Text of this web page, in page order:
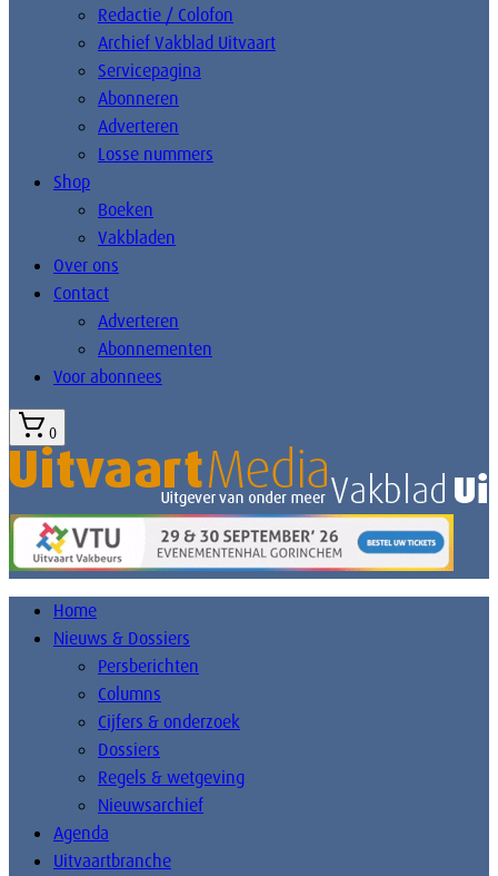
Redactie / Colofon
Archief Vakblad Uitvaart
Servicepagina
Abonneren
Adverteren
Losse nummers
Shop
Boeken
Vakbladen
Over ons
Contact
Adverteren
Abonnementen
Voor abonnees
0
Home
Nieuws & Dossiers
Persberichten
Columns
Cijfers & onderzoek
Dossiers
Regels & wetgeving
Nieuwsarchief
Agenda
Uitvaartbranche